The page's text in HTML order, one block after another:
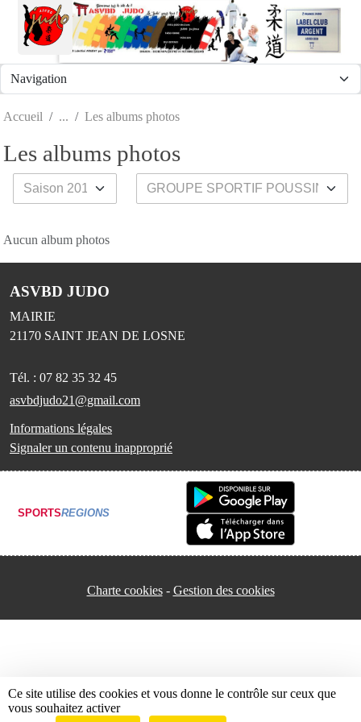
Accueil Les albums photos
Les albums photos
Aucun album photos
ASVBD JUDO
MAIRIE
21170 SAINT JEAN DE LOSNE
Tél. : 07 82 35 32 45
asvbdjudo21@gmail.com
Informations légales
Signaler un contenu inapproprié
SPORTSREGIONS
Charte cookies Gestion des cookies
Panneau de gestion des cookies
Ce site utilise des cookies et vous donne le contrôle sur ceux que
vous souhaitez activer